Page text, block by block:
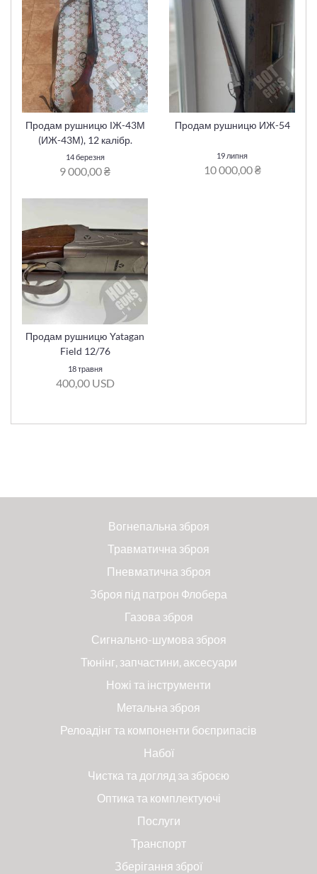
Продам рушницю ІЖ-43М
(ИЖ-43М), 12 калібр.
14 березня
9 000,00 ₴
Продам рушницю ИЖ-54
19 липня
10 000,00 ₴
Продам рушницю Yatagan
Field 12/76
18 травня
400,00 USD
Вогнепальна зброя
Травматична зброя
Пневматична зброя
Зброя під патрон Флобера
Газова зброя
Сигнально-шумова зброя
Тюнінг, запчастини, аксесуари
Ножі та інструменти
Метальна зброя
Релоадінг та компоненти боєприпасів
Набої
Чистка та догляд за зброєю
Оптика та комплектуючі
Послуги
Транспорт
Зберігання зброї